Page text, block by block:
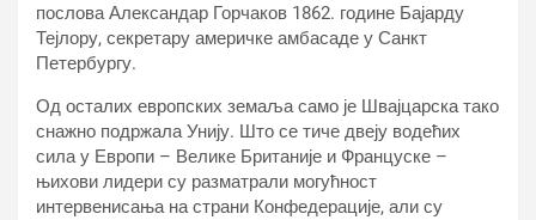
послова Александар Горчаков 1862. године Бајарду
Тејлору, секретару америчке амбасаде у Санкт
Петербургу.
Од осталих европских земаља само је Швајцарска тако
снажно подржала Унију. Што се тиче двеју водећих
сила у Европи – Велике Британије и Француске –
њихови лидери су разматрали могућност
интервенисања на страни Конфедерације, али су